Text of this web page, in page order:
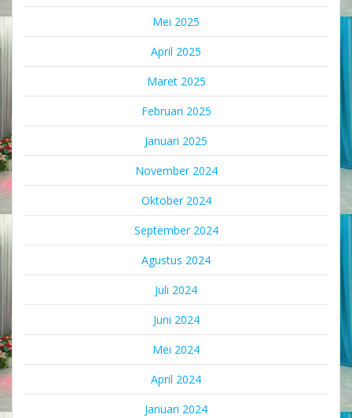
Mei 2025
April 2025
Maret 2025
Februari 2025
Januari 2025
November 2024
Oktober 2024
September 2024
Agustus 2024
Juli 2024
Juni 2024
Mei 2024
April 2024
Januari 2024